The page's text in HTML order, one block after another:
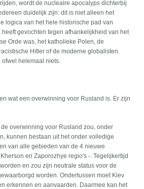
wordt de nucleaire apocalyps dichterbij
duidelijk zijn: dit is niet alleen het
logica van het hele historische pad van
gevochten tegen afhankelijkheid van het
Orde was, het katholieke Polen, de
Hitler of de moderne globalisten.
helemaal niets.
wat een overwinning voor Rusland is. Er zijn
overwinning voor Rusland zou, onder
kunnen bestaan uit het onder volledige
van alle gebieden van de 4 nieuwe
en Zaporozhye regio's -. Tegelijkertijd
en zou zijn neutrale status voor de
worden. Ondertussen moet Kiev
erkennen en aanvaarden. Daarmee kan het